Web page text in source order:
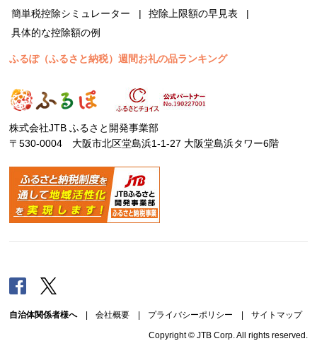
簡単税控除シミュレーター
控除上限額の早見表
具体的な控除額の例
ふるぽ（ふるさと納税）週間お礼の品ランキング
株式会社JTB ふるさと開発事業部
〒530-0004 大阪市北区堂島浜1-1-27 大阪堂島浜タワー6階
Facebook
自治体関係者様へ| 会社概要 | プライバシーポリシー | サイトマップ
Copyright © JTB Corp. All rights reserved.